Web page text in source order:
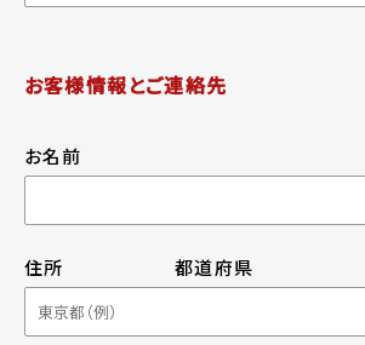
お客様情報とご連絡先
お名前
住所 都道府県